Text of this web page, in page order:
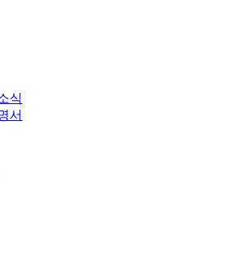
식
서